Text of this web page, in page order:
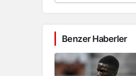
Benzer Haberler